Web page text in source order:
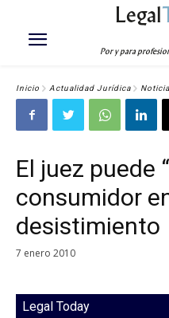
Legal
Por y para
Inicio Actualidad Jurídica
El juez puede
consumidor
desistimiento
7 enero 2010
Legal Today